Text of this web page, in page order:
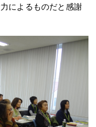
によるものだと感謝